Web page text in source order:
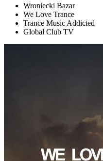
Wroniecki Bazar
We Love Trance
Trance Music Addicted
Global Club TV